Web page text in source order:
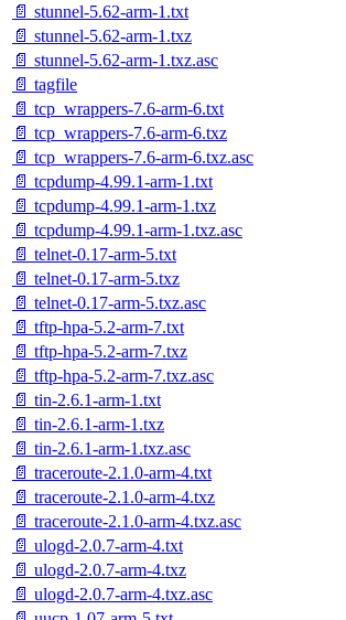
📄 stunnel-5.62-arm-1.txt
📄 stunnel-5.62-arm-1.txz
📄 stunnel-5.62-arm-1.txz.asc
📄 tagfile
📄 tcp_wrappers-7.6-arm-6.txt
📄 tcp_wrappers-7.6-arm-6.txz
📄 tcp_wrappers-7.6-arm-6.txz.asc
📄 tcpdump-4.99.1-arm-1.txt
📄 tcpdump-4.99.1-arm-1.txz
📄 tcpdump-4.99.1-arm-1.txz.asc
📄 telnet-0.17-arm-5.txt
📄 telnet-0.17-arm-5.txz
📄 telnet-0.17-arm-5.txz.asc
📄 tftp-hpa-5.2-arm-7.txt
📄 tftp-hpa-5.2-arm-7.txz
📄 tftp-hpa-5.2-arm-7.txz.asc
📄 tin-2.6.1-arm-1.txt
📄 tin-2.6.1-arm-1.txz
📄 tin-2.6.1-arm-1.txz.asc
📄 traceroute-2.1.0-arm-4.txt
📄 traceroute-2.1.0-arm-4.txz
📄 traceroute-2.1.0-arm-4.txz.asc
📄 ulogd-2.0.7-arm-4.txt
📄 ulogd-2.0.7-arm-4.txz
📄 ulogd-2.0.7-arm-4.txz.asc